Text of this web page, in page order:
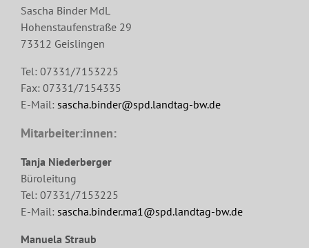
Sascha Binder MdL
Hohenstaufenstraße 29
73312 Geislingen
Tel: 07331/7153225
Fax: 07331/7154335
E-Mail: sascha.binder@spd.landtag-bw.de
Mitarbeiter:innen:
Tanja Niederberger
Büroleitung
Tel: 07331/7153225
E-Mail: sascha.binder.ma1@spd.landtag-bw.de
Manuela Straub